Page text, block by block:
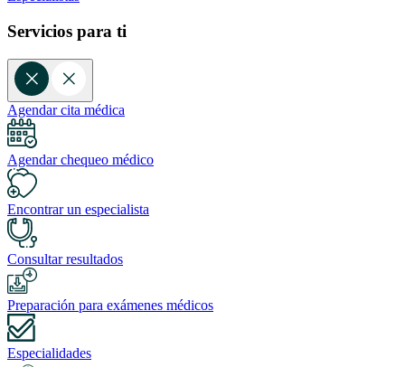
Servicios para ti
Agendar cita médica
Agendar chequeo médico
Encontrar un especialista
Consultar resultados
Preparación para exámenes médicos
Especialidades